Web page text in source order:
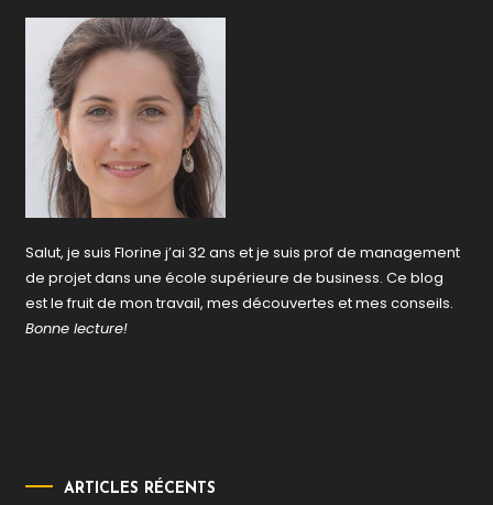
Salut, je suis Florine j’ai 32 ans et je suis prof de management
de projet dans une école supérieure de business. Ce blog
est le fruit de mon travail, mes découvertes et mes conseils.
Bonne lecture!
ARTICLES RÉCENTS